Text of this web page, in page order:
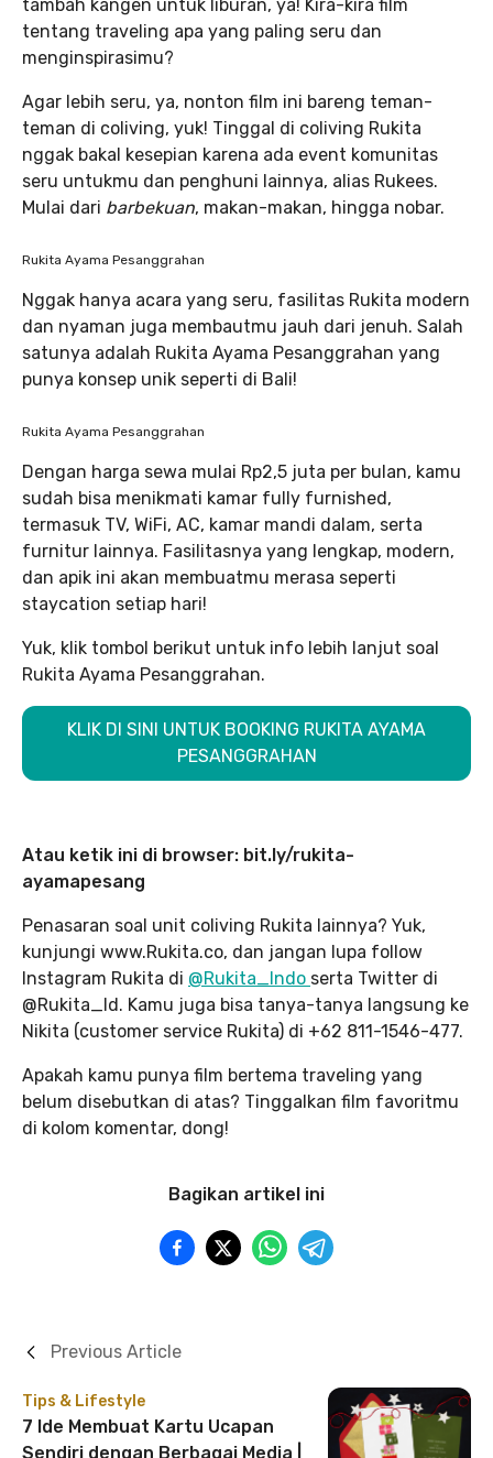
tambah kangen untuk liburan, ya! Kira-kira film
tentang traveling apa yang paling seru dan
menginspirasimu?
Agar lebih seru, ya, nonton film ini bareng teman-
teman di coliving, yuk! Tinggal di coliving Rukita
nggak bakal kesepian karena ada event komunitas
seru untukmu dan penghuni lainnya, alias Rukees.
Mulai dari barbekuan, makan-makan, hingga nobar.
Rukita Ayama Pesanggrahan
Nggak hanya acara yang seru, fasilitas Rukita modern
dan nyaman juga membautmu jauh dari jenuh. Salah
satunya adalah Rukita Ayama Pesanggrahan yang
punya konsep unik seperti di Bali!
Rukita Ayama Pesanggrahan
Dengan harga sewa mulai Rp2,5 juta per bulan, kamu
sudah bisa menikmati kamar fully furnished,
termasuk TV, WiFi, AC, kamar mandi dalam, serta
furnitur lainnya. Fasilitasnya yang lengkap, modern,
dan apik ini akan membuatmu merasa seperti
staycation setiap hari!
Yuk, klik tombol berikut untuk info lebih lanjut soal
Rukita Ayama Pesanggrahan.
KLIK DI SINI UNTUK BOOKING RUKITA AYAMA
PESANGGRAHAN
Atau ketik ini di browser: bit.ly/rukita-
ayamapesang
Penasaran soal unit coliving Rukita lainnya? Yuk,
kunjungi www.Rukita.co, dan jangan lupa follow
Instagram Rukita di @Rukita_Indo serta Twitter di
@Rukita_Id. Kamu juga bisa tanya-tanya langsung ke
Nikita (customer service Rukita) di +62 811-1546-477.
Apakah kamu punya film bertema traveling yang
belum disebutkan di atas? Tinggalkan film favoritmu
di kolom komentar, dong!
Bagikan artikel ini
Tips & Lifestyle
7 Ide Membuat Kartu Ucapan
Sendiri dengan Berbagai Media |
Previous Article